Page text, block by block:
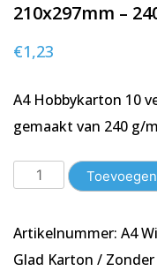
210x297mm –
€1,23
A4 Hobbykarton 10
gemaakt van 240 g/
Vellen
Karton
-
Artikelnummer: A4
Glad Karton /